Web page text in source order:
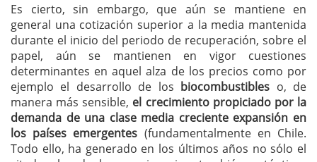
Es cierto, sin embargo, que aún se mantiene en
general una cotización superior a la media mantenida
durante el inicio del periodo de recuperación, sobre el
papel, aún se mantienen en vigor cuestiones
determinantes en aquel alza de los precios como por
ejemplo el desarrollo de los biocombustibles o, de
manera más sensible, el crecimiento propiciado por la
demanda de una clase media creciente expansión en
los países emergentes (fundamentalmente en Chile.
Todo ello, ha generado en los últimos años no sólo el